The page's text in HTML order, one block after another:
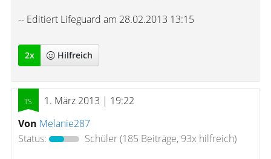
-- Editiert Lifeguard am 28.02.2013 13:15
2x Hilfreich
1. März 2013 | 19:22
Von Melanie287
Status:
Schüler(185 Beiträge, 93x hilfreich)